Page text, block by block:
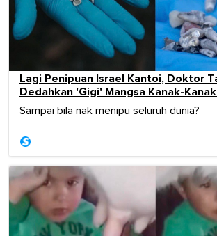
Lagi Penipuan Israel Kantoi, Doktor
Dedahkan 'Gigi' Mangsa Kanak-
Sampai bila nak menipu seluruh dunia?